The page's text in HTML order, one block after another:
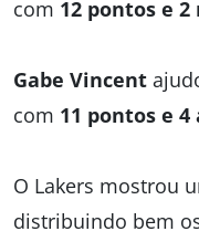
com 12 pontos e
Gabe Vincent
com 11 pontos e
O Lakers mostrou
distribuindo bem